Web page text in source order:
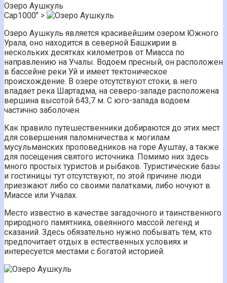
Озеро Аушкуль
Cap1000" >
Озеро Аушкуль является красивейшим озером Южного
Урала, оно находится в северной Башкирии в
нескольких десятках километров от Миасса по
направлению на Учалы. Водоем пресный, он расположен
в бассейне реки Уй и имеет тектоническое
происхождение. В озере отсутствуют стоки, в него
впадает река Шартадма, на северо-западе расположена
вершина высотой 643,7 м. С юго-запада водоем
частично заболочен.
Как правило путешественники добираются до этих мест
для совершения паломничества к могилам
мусульманских проповедников на горе Ауштау, а также
для посещения святого источника. Помимо них здесь
много простых туристов и рыбаков. Туристические базы
и гостиницы тут отсутствуют, по этой причине люди
приезжают либо со своими палатками, либо ночуют в
Миассе или Учалах.
Место известно в качестве загадочного и таинственного
природного памятника, овеянного массой легенд и
сказаний. Здесь обязательно нужно побывать тем, кто
предпочитает отдых в естественных условиях и
интересуется местами с богатой историей.